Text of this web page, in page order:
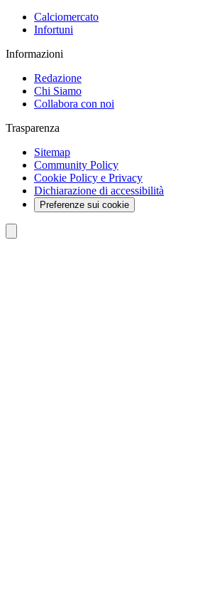
Calciomercato
Infortuni
Informazioni
Redazione
Chi Siamo
Collabora con noi
Trasparenza
Sitemap
Community Policy
Cookie Policy e Privacy
Dichiarazione di accessibilità
Preferenze sui cookie